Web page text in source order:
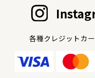
各種クレジットカ